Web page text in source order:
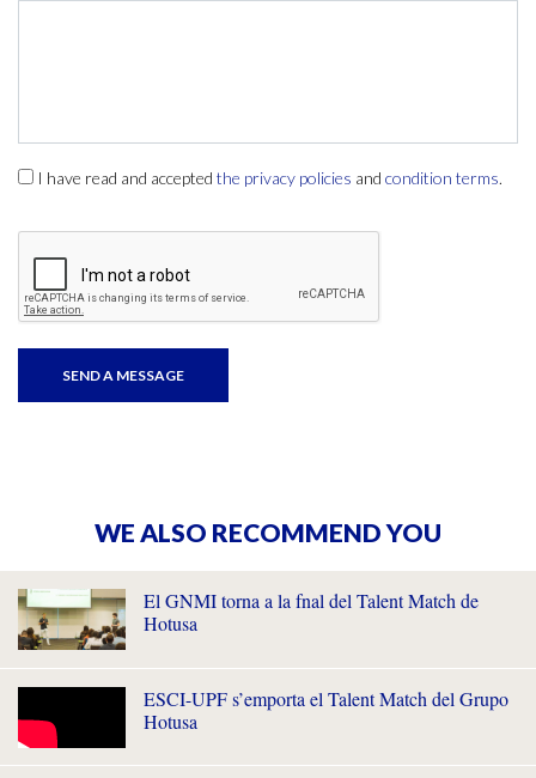
I have read and accepted the privacy policies and condition terms.
WE ALSO RECOMMEND YOU
El GNMI torna a la fnal del Talent Match de
Hotusa
ESCI-UPF s’emporta el Talent Match del Grupo
Hotusa